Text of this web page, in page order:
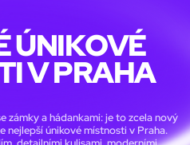
ÚNIKOVÉ
V PRAHA
zámky a hádankami: je to zcela nový
únikové místnosti v Praha.